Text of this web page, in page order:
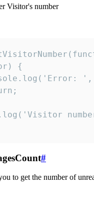
Visitor's number
{
',
#
to get the number of